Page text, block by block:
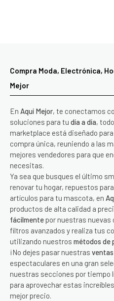
Compra Moda, Electrónica,
Mejor
En Aquí Mejor, te conectamos
soluciones para tu día a día,
marketplace está diseñado
compra única, reuniendo a las
mejores vendedores para que
necesitas.
Ya sea que busques el último
renovar tu hogar, repuestos
artículos para tu mascota, en
productos de alta calidad a
fácilmente por nuestras
filtros avanzados y realiza tus
utilizando nuestros métodos de
¡No dejes pasar nuestras
espectaculares en una gran
nuestras secciones por tiempo
para aprovechar estas
mejor precio.